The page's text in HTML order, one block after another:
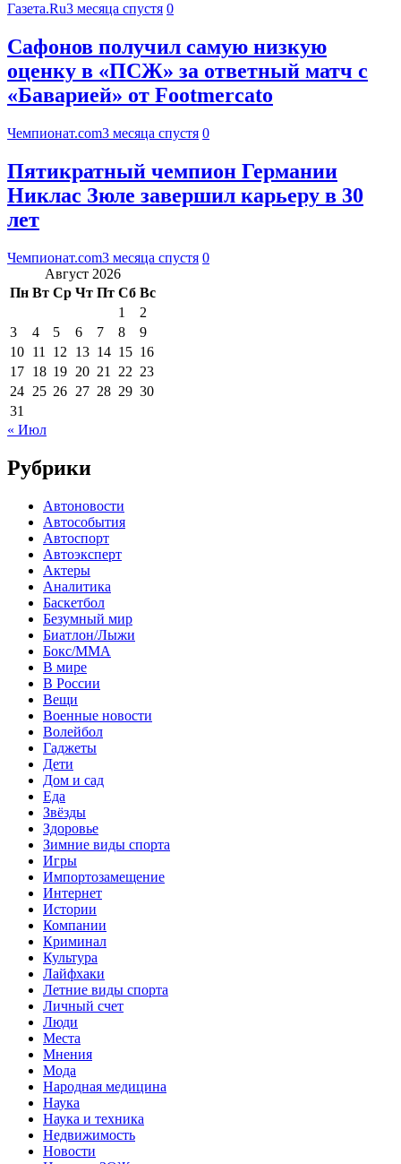
Газета.Ru3 месяца спустя 0
Сафонов получил самую низкую
оценку в «ПСЖ» за ответный матч с
«Баварией» от Footmercato
Чемпионат.com3 месяца спустя 0
Пятикратный чемпион Германии
Никлас Зюле завершил карьеру в 30
лет
Чемпионат.com3 месяца спустя 0
Август 2026
Пн Вт Ср Чт Пт Сб Вс
1
2
3
4 5 6 7 8
9
10 11 12 13 14 15 16
17 18 19 20 21 22 23
24 25 26 27 28 29 30
31
« Июл
Рубрики
Автоновости
Автособытия
Автоспорт
Автоэксперт
Актеры
Аналитика
Баскетбол
Безумный мир
Биатлон/Лыжи
Бокс/MMA
В мире
В России
Вещи
Военные новости
Волейбол
Гаджеты
Дети
Дом и сад
Еда
Звёзды
Здоровье
Зимние виды спорта
Игры
Импортозамещение
Интернет
Истории
Компании
Криминал
Культура
Лайфхаки
Летние виды спорта
Личный счет
Люди
Места
Мнения
Мода
Народная медицина
Наука
Наука и техника
Недвижимость
Новости